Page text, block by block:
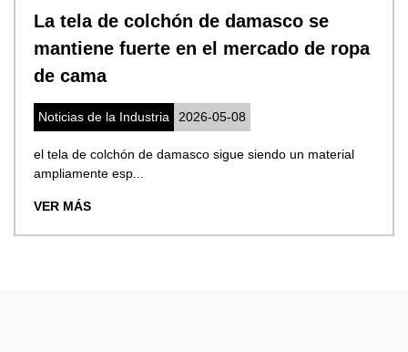
La tela de colchón de damasco se
mantiene fuerte en el mercado de ropa
de cama
Noticias de la Industria 2026-05-08
el tela de colchón de damasco sigue siendo un material
ampliamente esp...
VER MÁS